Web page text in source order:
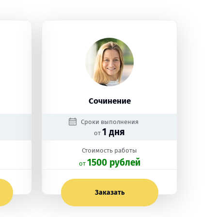
Сочинение
Сроки выполнения
от 1 дня
Стоимость работы
oт 1500 рублей
Заказать